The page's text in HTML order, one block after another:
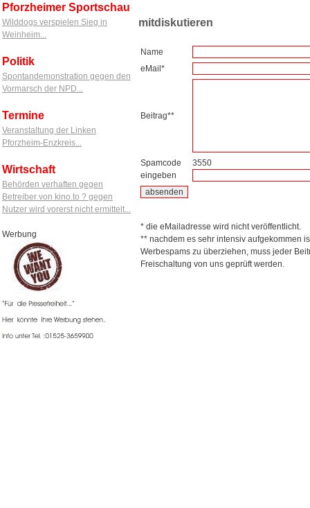
Pforzheimer Sportschau
Wilddogs verspielen Sieg in
Weinheim...
Politik
Spontandemonstration gegen den
Vormarsch der NPD...
Termine
Veranstaltung der Linken
Pforzheim-Enzkreis...
Wirtschaft
Behörden verhaften gegen
Betreiber von kino.to ? gegen
Nutzer wird vorerst nicht ermittelt...
Werbung
mitdiskutieren
Name
eMail*
Beitrag**
Spamcode
eingeben
3550
* die eMailadresse wird nicht veröffentlicht.
** nachdem es sehr intensiv aufgekommen
Werbespams zu überziehen, muss jeder
Freischaltung von uns geprüft werden.